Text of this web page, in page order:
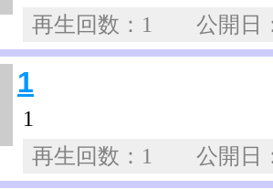
再生回数：1 公開
1
1
再生回数：1 公開